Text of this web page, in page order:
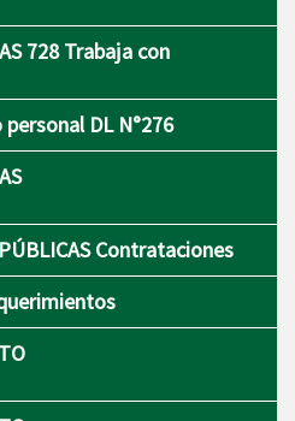
728 Trabaja con
DL N°276
Contrataciones